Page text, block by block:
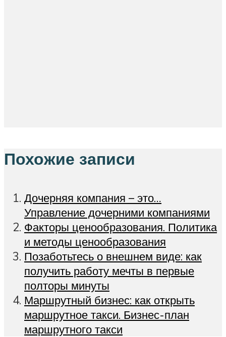
Похожие записи
Дочерняя компания – это…
Управление дочерними компаниями
Факторы ценообразования. Политика
и методы ценообразования
Позаботьтесь о внешнем виде: как
получить работу мечты в первые
полторы минуты
Маршрутный бизнес: как открыть
маршрутное такси. Бизнес-план
маршрутного такси